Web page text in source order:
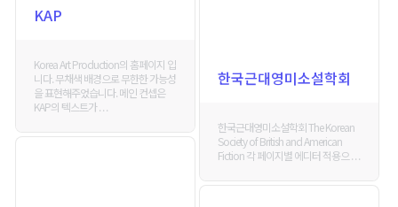
한국근대영미소설학회
한국근대영미소설학회 The Korean
Society of British and American
Fiction 각 페이지별 에디터 적용으 . . .
KAP
Korea Art Production의 홈페이지 입
니다. 무채색 배경으로 무한한 가능성
을 표현해주었습니다. 메인 컨셉은
KAP의 텍스트가 . . .